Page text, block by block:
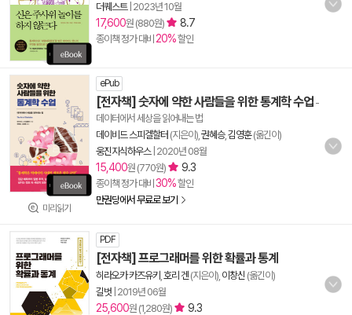
더퀘스트| 2023년 10월
17,600원 (880원) 8.7
종이책 정가 대비 20%할인
미리읽기
ePub
[전자책] 숫자에 약한 사람들을 위한 통계학 수업 -
데이터에서 세상을 읽어내는 법
데이비드 스피겔할터 (지은이), 권혜승, 김영훈(옮긴이)
웅진지식하우스| 2020년 08월
15,400원 (770원) 9.3
종이책 정가 대비 30%할인
만권당에서 무료로 보기
PDF
[전자책] 프로그래머를 위한 확률과 통계
히라오카 카즈유키 호리 겐 (지은이), 이창신 (옮긴이)
길벗 2019년 06월
25,600원 (1,280원) 9.3